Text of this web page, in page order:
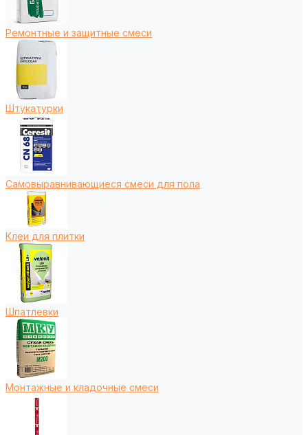
Ремонтные и защитные смеси
Штукатурки
Самовыравнивающиеся смеси для пола
Клеи для плитки
Шпатлевки
Монтажные и кладочные смеси